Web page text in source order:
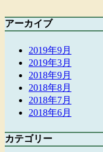
アーカイブ
2019年9月
2019年3月
2018年9月
2018年8月
2018年7月
2018年6月
カテゴリー